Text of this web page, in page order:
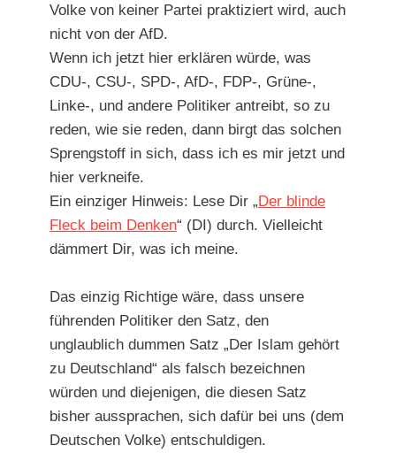
Volke von keiner Partei praktiziert wird, auch
nicht von der AfD.
Wenn ich jetzt hier erklären würde, was
CDU-, CSU-, SPD-, AfD-, FDP-, Grüne-,
Linke-, und andere Politiker antreibt, so zu
reden, wie sie reden, dann birgt das solchen
Sprengstoff in sich, dass ich es mir jetzt und
hier verkneife.
Ein einziger Hinweis: Lese Dir „Der blinde
Fleck beim Denken“ (DI) durch. Vielleicht
dämmert Dir, was ich meine.
Das einzig Richtige wäre, dass unsere
führenden Politiker den Satz, den
unglaublich dummen Satz „Der Islam gehört
zu Deutschland“ als falsch bezeichnen
würden und diejenigen, die diesen Satz
bisher aussprachen, sich dafür bei uns (dem
Deutschen Volke) entschuldigen.